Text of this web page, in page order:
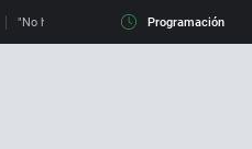
"No hay mafias, que no nos engañen":
Programación